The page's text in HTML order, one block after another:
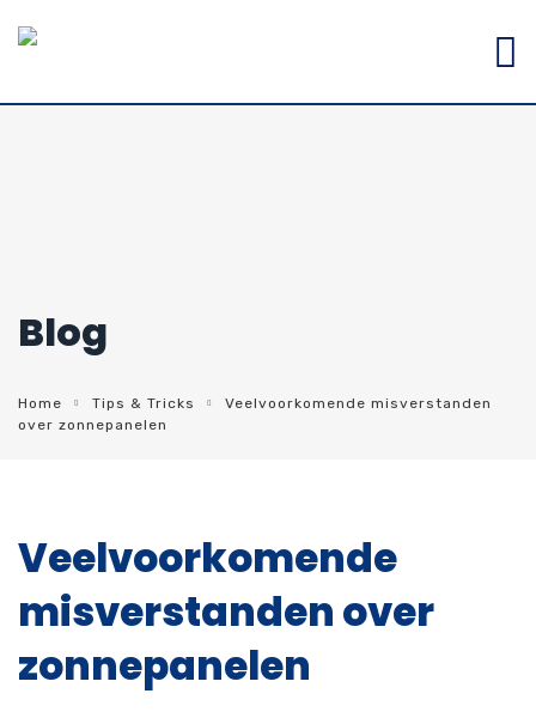
Blog
Home Tips & Tricks
Veelvoorkomende misverstanden
over zonnepanelen
Veelvoorkomende
misverstanden over
zonnepanelen